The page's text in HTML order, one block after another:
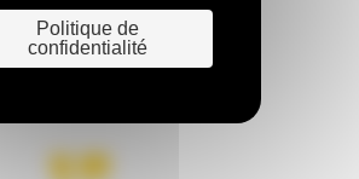
EN CONTACT
Politique de
confidentialité